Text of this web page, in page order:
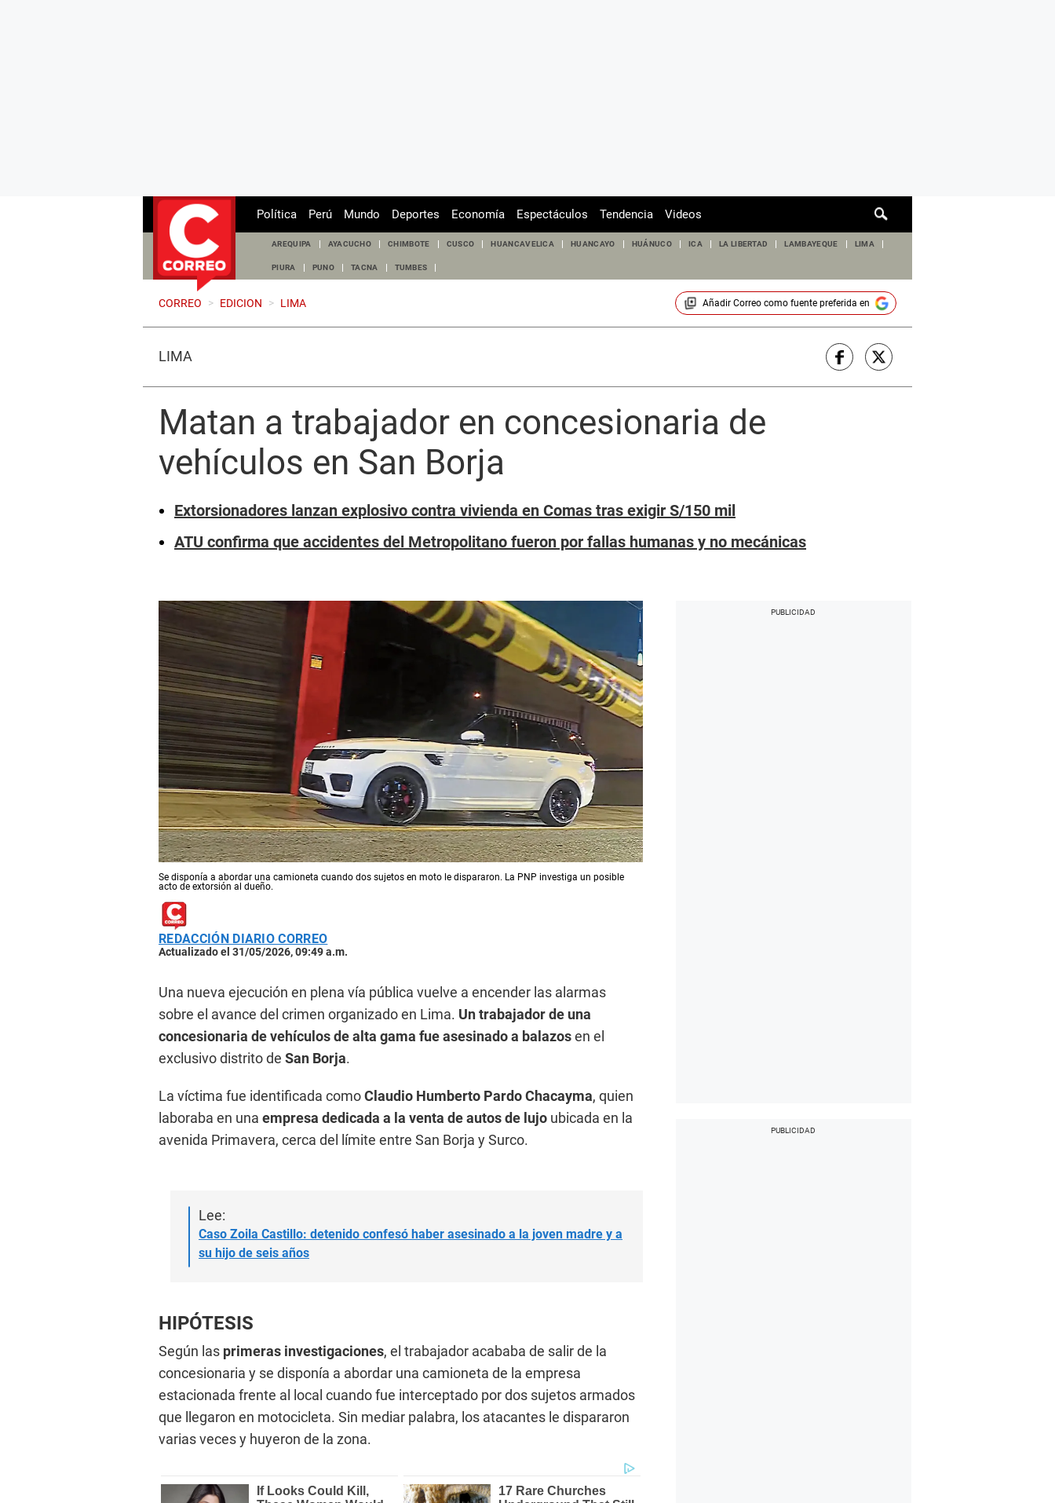
de
Política Perú Mundo Deportes Economía Espectáculos Tendencia Videos
AREQUIPA AYACUCHO CHIMBOTE CUSCO HUANCAVELICA HUANCAYO HUÁNUCO ICA LA LIBERTAD LAMBAYEQUE LIMA
PIURA PUNO TACNA TUMBES
CORREO > EDICION > LIMA Añadir Correocomo fuente preferida en
LIMA
Matan a trabajador en concesionaria de
vehículos en San Borja
Extorsionadores lanzan explosivo contra vivienda en Comas tras exigir S/150 mil
ATU confirma que accidentes del Metropolitano fueron por fallas humanas y no mecánicas
Se disponía a abordar una camioneta cuando dos sujetos en moto le dispararon. La PNP investiga un posible
acto de extorsión al dueño.
REDACCIÓN DIARIO CORREO
Actualizado el 31/05/2026, 09:49 a.m.
Una nueva ejecución en plena vía pública vuelve a encender las alarmas
sobre el avance del crimen organizado en Lima. Un trabajador de una
concesionaria de vehículos de alta gama fue asesinado a balazosen el
exclusivo distrito de San Borja.
La víctima fue identificada comoClaudio Humberto Pardo Chacayma, quien
laboraba en una empresa dedicada a la venta de autos de lujo ubicada en la
avenida Primavera, cerca del límite entre San Borja y Surco.
Lee:
Caso Zoila Castillo: detenido confesó haber asesinado a la joven madre y a
su hijo de seis años
HIPÓTESIS
Según las primeras investigaciones, el trabajador acababa de salir de la
concesionaria y se disponía a abordar una camioneta de la empresa
estacionada frente al local cuando fue interceptado por dos sujetos armados
que llegaron en motocicleta. Sin mediar palabra, los atacantes le dispararon
varias veces y huyeron de la zona.